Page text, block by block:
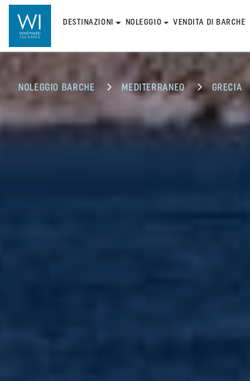
DESTINAZIONI NOLEGGIO VENDITA DI BARCHE
NOLEGGIO BARCHE MEDITERRANEO GRECIA